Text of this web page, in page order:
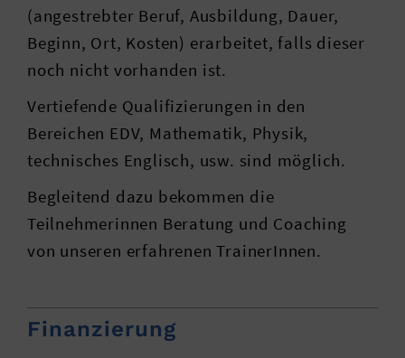
(angestrebter Beruf, Ausbildung, Dauer,
Beginn, Ort, Kosten) erarbeitet, falls dieser
noch nicht vorhanden ist.
Vertiefende Qualifizierungen in den
Bereichen EDV, Mathematik, Physik,
technisches Englisch, usw. sind möglich.
Begleitend dazu bekommen die
Teilnehmerinnen Beratung und Coaching
von unseren erfahrenen TrainerInnen.
Finanzierung